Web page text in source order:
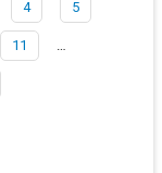
4 5
11